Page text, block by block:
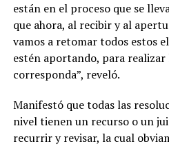
están en el proceso que se
que ahora, al recibir y al
vamos a retomar todos estos
estén aportando, para realizar
corresponda”, reveló.
Manifestó que todas las
nivel tienen un recurso o un
recurrir y revisar, la cual